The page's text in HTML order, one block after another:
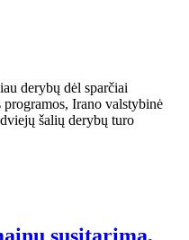
derybų dėl sparčiai
Irano valstybinė
šalių derybų turo